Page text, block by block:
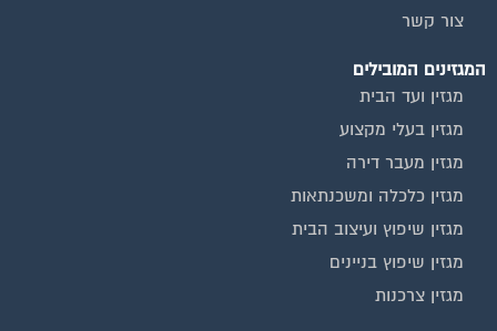
צור קשר
המגזינים המובילים
מגזין ועד הבית
מגזין בעלי מקצוע
מגזין מעבר דירה
מגזין כלכלה ומשכנתאות
מגזין שיפוץ ועיצוב הבית
מגזין שיפוץ בניינים
מגזין צרכנות